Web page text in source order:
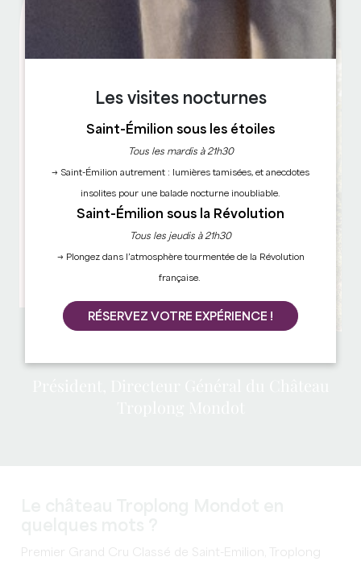
Premier Grand Cru Classé de Saint-Emilion, Troplong
Les visites nocturnes
Saint-Émilion sous les étoiles
Tous les mardis à 21h30
→ Saint-Émilion autrement : lumières tamisées, et anecdotes
insolites pour une balade nocturne inoubliable.
Saint-Émilion sous la Révolution
Tous les jeudis à 21h30
→ Plongez dans l’atmosphère tourmentée de la Révolution
française.
RÉSERVEZ VOTRE EXPÉRIENCE !